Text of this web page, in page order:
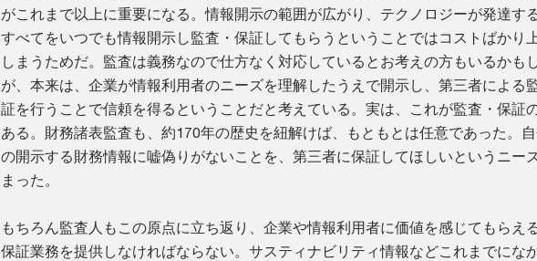
がこれまで以上に重要になる。情報開示の範囲が広がり、テクノロジーが発達する
すべてをいつでも情報開示し監査・保証してもらうということではコストばかり
しまうためだ。監査は義務なので仕方なく対応しているとお考えの方もいるかも
が、本来は、企業が情報利用者のニーズを理解したうえで開示し、第三者による
証を行うことで信頼を得るということだと考えている。実は、これが監査・保証
ある。財務諸表監査も、約170年の歴史を紐解けば、もともとは任意であった。
の開示する財務情報に嘘偽りがないことを、第三者に保証してほしいというニー
まった。
もちろん監査人もこの原点に立ち返り、企業や情報利用者に価値を感じてもらえ
保証業務を提供しなければならない。サスティナビリティ情報などこれまでにな